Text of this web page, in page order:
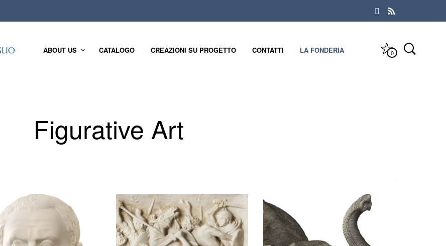
ABOUT US CATALOGO CREAZIONI SU PROGETTO CONTATTI LA FONDERIA 0
Figurative Art